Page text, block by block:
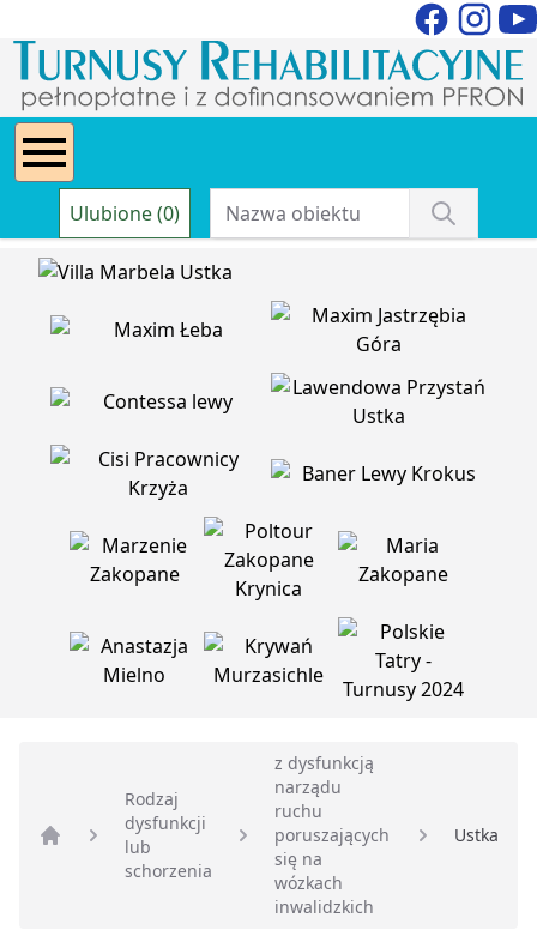
Ulubione (0)
Strona główna
Rodzaj
dysfunkcji
lub
schorzenia
z dysfunkcją
narządu
ruchu
poruszających
się na
wózkach
inwalidzkich
Ustka